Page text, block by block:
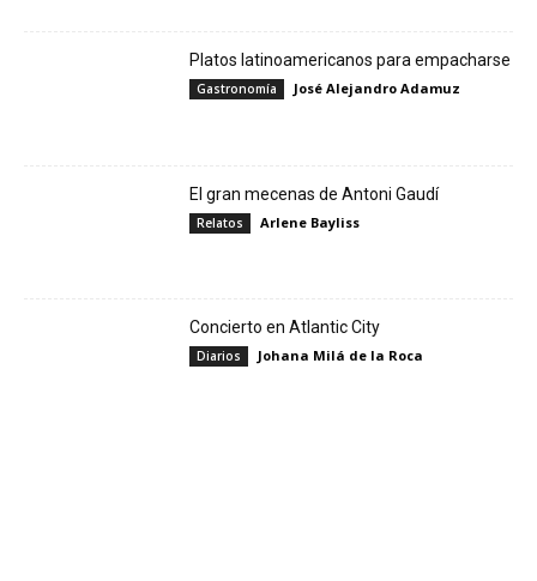
Platos latinoamericanos para empacharse
Gastronomía José Alejandro Adamuz
El gran mecenas de Antoni Gaudí
Relatos Arlene Bayliss
Concierto en Atlantic City
Diarios Johana Milá de la Roca